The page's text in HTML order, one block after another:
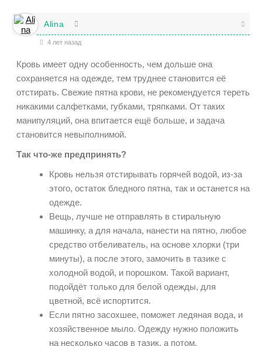
Alina
4 лет назад
Кровь имеет одну особенность, чем дольше она
сохраняется на одежде, тем труднее становится её
отстирать. Свежие пятна крови, не рекомендуется тереть
никакими салфетками, губками, тряпками. От таких
манипуляций, она впитается ещё больше, и задача
становится невыполнимой.
Так что-же предпринять?
Кровь нельзя отстирывать горячей водой, из-за
этого, остаток бледного пятна, так и останется на
одежде.
Вещь, лучше не отправлять в стиральную
машинку, а для начала, нанести на пятно, любое
средство отбеливатель, на основе хлорки (три
минуты), а после этого, замочить в тазике с
холодной водой, и порошком. Такой вариант,
подойдёт только для белой одежды, для
цветной, всё испортится.
Если пятно засохшее, поможет ледяная вода, и
хозяйственное мыло. Одежду нужно положить
на несколько часов в тазик, а потом,